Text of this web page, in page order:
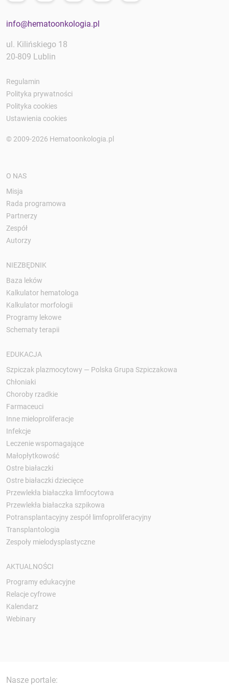
info@hematoonkologia.pl
ul. Kilińskiego 18
20-809 Lublin
Regulamin
Polityka prywatności
Polityka cookies
Ustawienia cookies
© 2009-2026 Hematoonkologia.pl
O NAS
Misja
Rada programowa
Partnerzy
Zespół
Autorzy
NIEZBĘDNIK
Baza leków
Kalkulator hematologa
Kalkulator morfologii
Programy lekowe
Schematy terapii
EDUKACJA
Szpiczak plazmocytowy — Polska Grupa Szpiczakowa
Chłoniaki
Choroby rzadkie
Farmaceuci
Inne mieloproliferacje
Infekcje
Leczenie wspomagające
Małopłytkowość
Ostre białaczki
Ostre białaczki dziecięce
Przewlekła białaczka limfocytowa
Przewlekła białaczka szpikowa
Potransplantacyjny zespół limfoproliferacyjny
Transplantologia
Zespoły mielodysplastyczne
AKTUALNOŚCI
Programy edukacyjne
Relacje cyfrowe
Kalendarz
Webinary
Nasze portale: